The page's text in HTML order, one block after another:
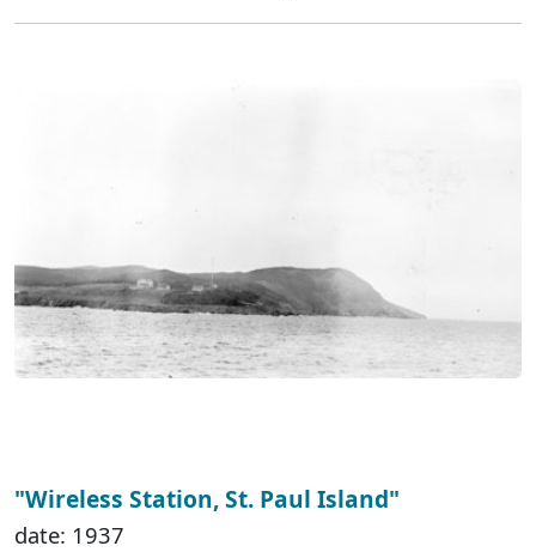
"Wireless Station, St. Paul Island"
date: 1937